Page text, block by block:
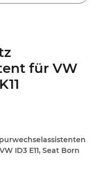
für VW
ID3 E11, Seat Born